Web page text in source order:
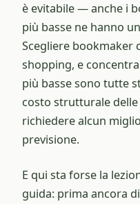
è evitabile — anche i
più basse ne hanno
Scegliere bookmaker
shopping, e
più basse sono tutte
costo strutturale delle
richiedere alcun
previsione.
E qui sta forse la
guida: prima ancora